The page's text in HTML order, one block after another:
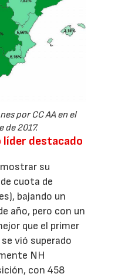
por CC AA en el
2017.
líder destacado
su
cuota de
bajando un
año, pero con un
que el primer
vió superado
NH
con 458